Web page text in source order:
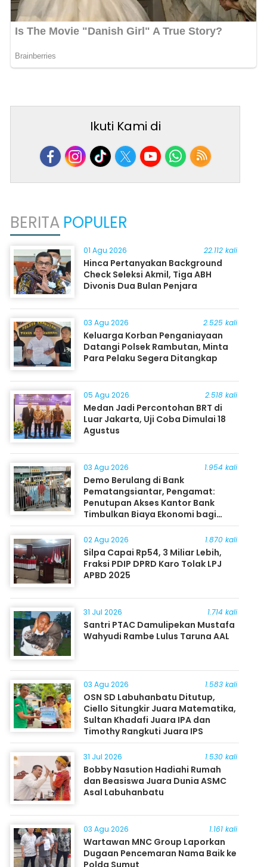
Ikuti Kami di
BERITA POPULER
01 Agu 2026 22.112 kali
Hinca Pertanyakan Background
Check Seleksi Akmil, Tiga ABH
Divonis Dua Bulan Penjara
03 Agu 2026 2.525 kali
Keluarga Korban Penganiayaan
Datangi Polsek Rambutan, Minta
Para Pelaku Segera Ditangkap
05 Agu 2026 2.518 kali
Medan Jadi Percontohan BRT di
Luar Jakarta, Uji Coba Dimulai 18
Agustus
03 Agu 2026 1.954 kali
Demo Berulang di Bank
Pematangsiantar, Pengamat:
Penutupan Akses Kantor Bank
Timbulkan Biaya Ekonomi bagi
Masyarakat
02 Agu 2026 1.870 kali
Silpa Capai Rp54, 3 Miliar Lebih,
Fraksi PDIP DPRD Karo Tolak LPJ
APBD 2025
31 Jul 2026 1.714 kali
Santri PTAC Damulipekan Mustafa
Wahyudi Rambe Lulus Taruna AAL
03 Agu 2026 1.583 kali
OSN SD Labuhanbatu Ditutup,
Ciello Situngkir Juara Matematika,
Sultan Khadafi Juara IPA dan
Timothy Rangkuti Juara IPS
31 Jul 2026 1.530 kali
Bobby Nasution Hadiahi Rumah
dan Beasiswa Juara Dunia ASMC
Asal Labuhanbatu
03 Agu 2026 1.161 kali
Wartawan MNC Group Laporkan
Dugaan Pencemaran Nama Baik ke
Polda Sumut